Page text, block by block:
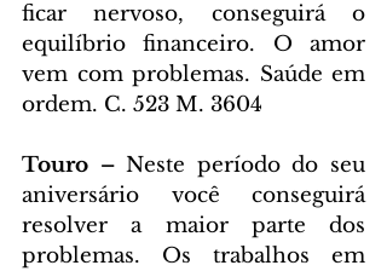
ficar nervoso, conseguirá o
equilíbrio financeiro. O amor
vem com problemas. Saúde em
ordem. C. 523 M. 3604
Touro – Neste período do seu
aniversário você conseguirá
resolver a maior parte dos
problemas. Os trabalhos em